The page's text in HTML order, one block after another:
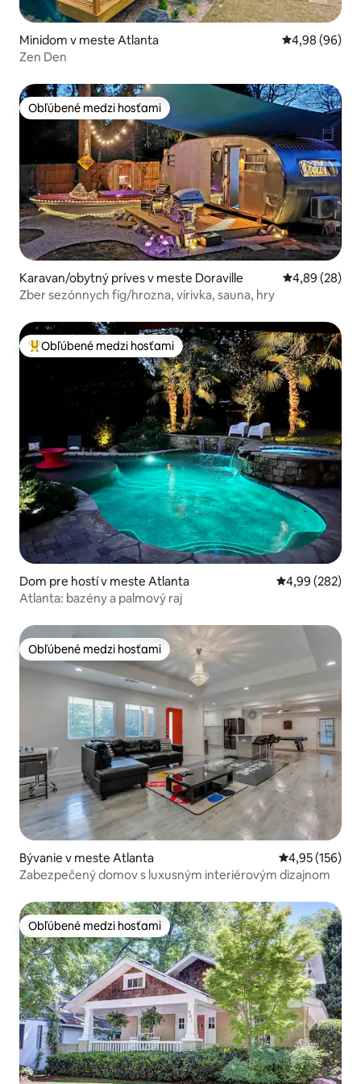
Minidom v meste Atlanta Priemerné
4,98 (96)
Zen Den
Obľúbené medzi hosťami
Obľúbené medzi hosťami
Karavan/obytný príves v meste Doraville Priemerné
4,89 (28)
Zber sezónnych fíg/hrozna, vírivka, sauna, hry
Najobľúbenejšie medzi hosťami
Obľúbené medzi hosťami
Dom pre hostí v meste Atlanta Priemerné
4,99 (282)
Atlanta: bazény a palmový raj
Obľúbené medzi hosťami
Obľúbené medzi hosťami
Bývanie v meste Atlanta Priemerné
4,95 (156)
Zabezpečený domov s luxusným interiérovým dizajnom
Obľúbené medzi hosťami
Obľúbené medzi hosťami